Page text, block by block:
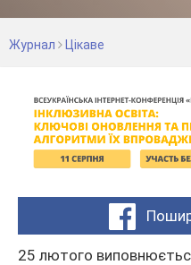
Журнал Цікаве
25 лютого